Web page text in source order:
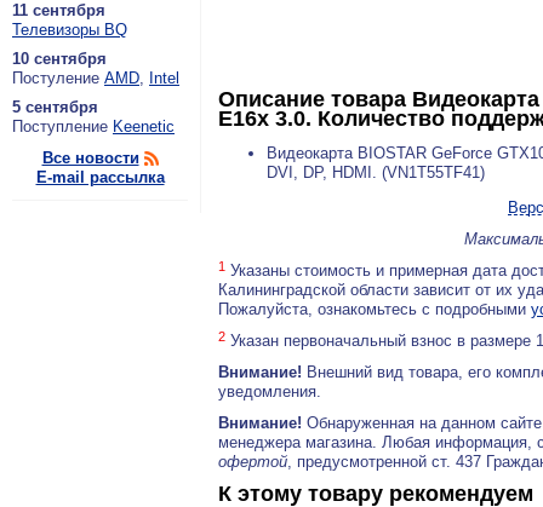
11 сентября
Теле­ви­зо­ры BQ
10 сентября
По­сту­ле­ние AMD, Intel
5 сентября
По­ступ­ле­ние Keenetic
Все новости
E-mail рассылка
Описание товара
E16x 3.0. Количество
Видеокарта BIOSTAR GeForce
DVI, DP, HDMI. (VN1T55TF41)
1 Указаны стоимость и примерная дата
Калининградской области зависит от их
Пожалуйста, ознакомьтесь с подробными
2 Указан первоначальный взнос в
Внимание! Внешний вид товара, его
уведомления.
Внимание! Обнаруженная на данном
менеджера магазина. Любая информация,
офертой, предусмотренной ст. 437
К этому товару рекомендуем